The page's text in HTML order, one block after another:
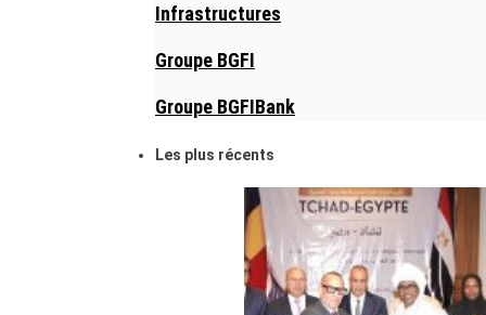
Infrastructures
Groupe BGFI
Groupe BGFIBank
Les plus récents